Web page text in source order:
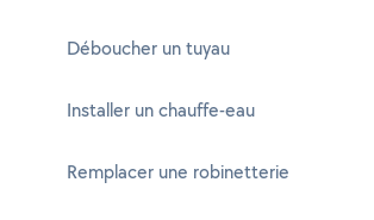
Déboucher un tuyau
Installer un chauffe-eau
Remplacer une robinetterie